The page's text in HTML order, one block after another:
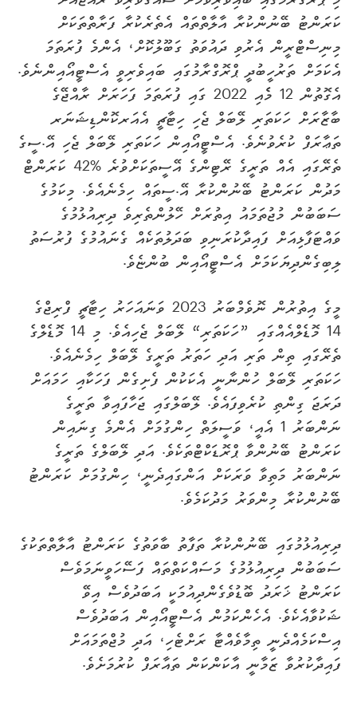
ކަރަންޓު ބޭނުންކުރާ އާލާތްތައް އެތެރެކުރާ ފަރާތްތަކަށް
މިނިސްޓްރީން އެރުވި ދައުވަތު ގަބޫލުކޮށް، އެންމެ ފުރަތަމަ
އެކަމަށް ތަރުހީބުދީ ޕްރޮގްރާމުގައި ބައިވެރިވީ އެސްޓީއޯއިންނެވެ.
އެގޮތުން 12 މެެއި 2022 ގައި ފުރަތަމަ ފަހަރަށް ރާއްޖޭގެ
ބާޒާރަށް ހަކަތަރި ލޭބަލް ޖެހި ހިޓާޗީ އެއަރކޮންޑިޝަނަރ
ތަޢާރަފް ކުރެވުނެވެ. އެސްޓީއޯއިން ހަކަތަރި ލޭބަލް ޖެހި އޭ.ސީގެ
ތެރޭގައި އެއް ތަރީގެ ރޭޓިންގެ އޭސީތަކަށްވުރެ %42 ކަރަންޓް
މަދުން ކަރަންޓު ބޭނުންކުރާ އޭ.ސީތައް ހިމެނެއެވެ. މިކަމުގެ
ސަބަބުން މުޖުތަމައު އިތުރަށް ހޭލުންތެރިވެ ދިރިއުޅުމުގެ
ވައްޓަފާޅިއަށް ފައިދާކުރަނިވި ބަދަލުތަކެއް ގެނައުމުގެ ފުރުސަތު
ލިބިގެންދިޔަކަމަށް އެސްޓީއޯއިން ބުންޏެވެ.
މީގެ އިތުރުން ނޮވެމްބަރު 2023 ވަނައަހަރު ހިޓާޗީ ފްރިޖްގެ
14 މޮޑެލްއެއްގައި ”ހަކަތަރި“ ލޭބަލް ޖެހިއެވެ. މި 14 މޮޑެލްގެ
ތެރޭގައި ތިން ތަރި އަދި ހަތަރު ތަރީގެ ލޭބަލް ހިމެނެއެވެ.
ހަކަތަރި ލޭބަލް ހުންނާނީ އެކަކުން ފެށިގެން ފަހަކާއި ހަމައަށް
ދަރަޖަ ގިންތި ކުރެވިފައެވެ. ލޭބަލްގައި ޖަހާފައިވާ ތަރީގެ
ނަންބަރު 1 އެއީ، ވަސީލަތް ހިންގުމަށް އެންމެ ގިނައިން
ކަރަންޓު ބޭނުންވާ ޕްރޮޑަކްޓްތަކެވެ. އަދި ލޭބަލްގެ ތަރީގެ
ނަންބަރު މަތިވާ ވަރަކަށް އަންގައިދެނީ، ހިންގުމަށް ކަރަންޓު
ބޭނުންކުރާ މިންވަރު މަދުކަމެވެ.
ދިރިއުޅުމުގައި ބޭނުންކުރާ ތަފާތު ބާވަތުގެ ކަރަންޓު އާލާތްތަކުގެ
ސަބަބުން ދިރިއުޅުމުގެ މަސައްކަތްތައް ފަސޭހަވީނަމަވެސް
ކަރަންޓު ޚަރަދު ބޮޑުވެގެންދިއުމަކީ އަބަދުވެސް އިވޭ
ޝަކުވާއެކެވެ. އެހެންކަމުން އެސްޓީއޯއިން އަބަދުވެސް
އިސްކަމެއްދެނީ ތިމާވެއްޓާ ރަށްޓެހި، އަދި މުޖްތަމައަށް
ފައިދާކުރުވާ ޒަމާނީ އާކަންކަން ތައާރަފް ކުރުމަށެވެ.